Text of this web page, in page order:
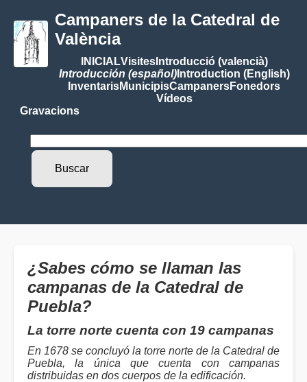
Campaners de la Catedral de
València
INICIALVisitesIntroducció (valencià)
Introducción (español)Introduction (English)
InventarisMunicipisCampanersFonedors
Vídeos
Gravacions
¿Sabes cómo se llaman las
campanas de la Catedral de
Puebla?
La torre norte cuenta con 19 campanas
En 1678 se concluyó la torre norte de la Catedral de
Puebla, la única que cuenta con campanas
distribuidas en dos cuerpos de la edificación.